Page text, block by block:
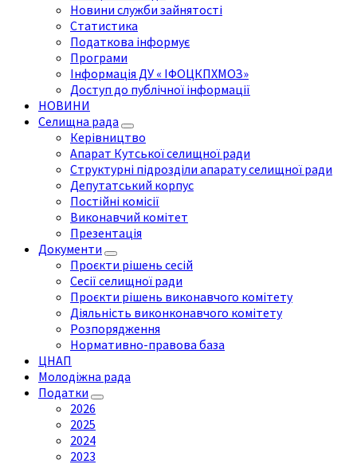
Новини служби зайнятості
Статистика
Податкова інформує
Програми
Інформація ДУ « ІФОЦКПХМОЗ»
Доступ до публічної інформації
НОВИНИ
Селищна рада
Керівництво
Апарат Кутської селищної ради
Структурні підрозділи апарату селищної ради
Депутатський корпус
Постійні комісії
Виконавчий комітет
Презентація
Документи
Проєкти рішень сесій
Сесії селищної ради
Проєкти рішень виконавчого комітету
Діяльність виконконавчого комітету
Розпорядження
Нормативно-правова база
ЦНАП
Молодіжна рада
Податки
2026
2025
2024
2023